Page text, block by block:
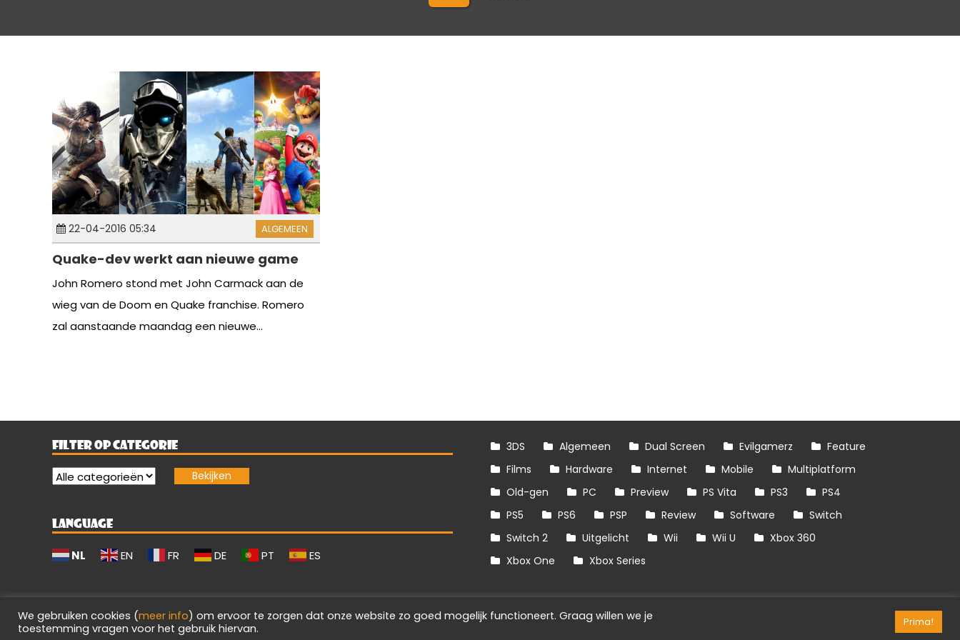
22-04-2016 05:34 ALGEMEEN
Quake-dev werkt aan nieuwe game
John Romero stond met John Carmack aan de
wieg van de Doom en Quake franchise. Romero
zal aanstaande maandag een nieuwe...
FILTER OP CATEGORIE
LANGUAGE
NL EN FR DE PT ES
3DS Algemeen Dual Screen Evilgamerz
Feature
Films
Hardware Internet Mobile
Multiplatform
Old-gen
PC Preview PS Vita PS3
PS4
PS5
PS6 PSP Review Software
Switch
Switch 2
Uitgelicht Wii Wii U
Xbox 360
Xbox One
Xbox Series
Evilgamerz 2026 - Alle rechten voorbehouden.
We gebruiken cookies (meer info) om ervoor te zorgen dat onze website zo goed mogelijk functioneert. Graag willen we je
toestemming vragen voor het gebruik hiervan.
Prima!